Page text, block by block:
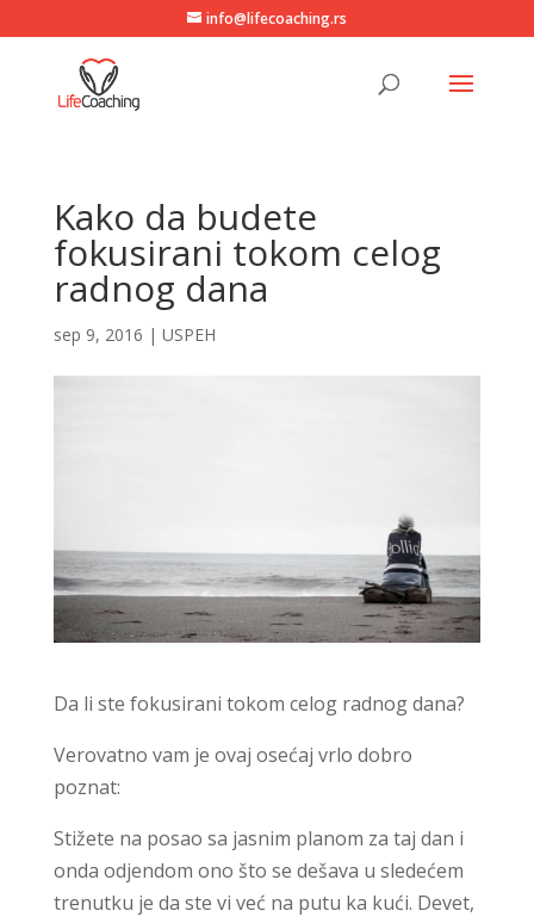
info@lifecoaching.rs
Kako da budete
fokusirani tokom celog
radnog dana
sep 9, 2016 | USPEH
Da li ste fokusirani tokom celog radnog dana?
Verovatno vam je ovaj osećaj vrlo dobro
poznat:
Stižete na posao sa jasnim planom za taj dan i
onda odjendom ono što se dešava u sledećem
trenutku je da ste vi već na putu ka kući. Devet,